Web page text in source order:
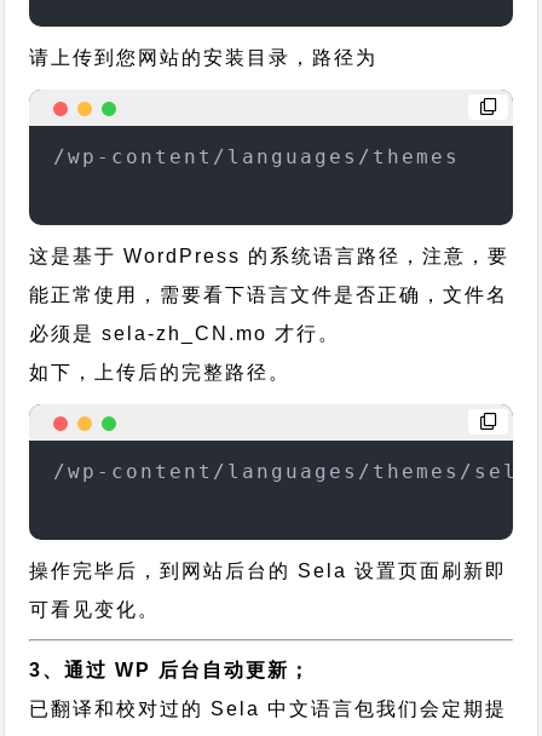
请上传到您网站的安装目录，路径为
/wp-content/languages/themes
这是基于 WordPress 的系统语言路径，注意，要
能正常使用，需要看下语言文件是否正确，文件名
必须是 sela-zh_CN.mo 才行。
如下，上传后的完整路径。
/wp-content/languages/themes/sela-
操作完毕后，到网站后台的 Sela 设置页面刷新即
可看见变化。
3、通过 WP 后台自动更新；
已翻译和校对过的 Sela 中文语言包我们会定期提